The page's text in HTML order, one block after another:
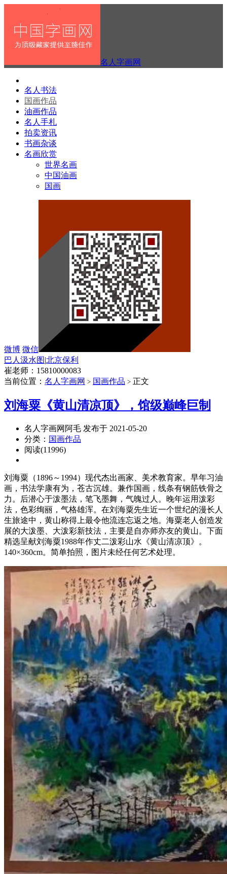
名人字画网
名人书法
国画作品
油画作品
名人手札
拍卖资讯
书画杂谈
名画欣赏
世界名画
中国油画
国画
微博 微信
巴人汲水图|北京保利
崔老师：15810000083
当前位置： 名人字画网 > 国画作品 > 正文
刘海粟《黄山清凉顶》，馆级巅峰巨制
名人字画网阿毛 发布于 2021-05-20
分类： 国画作品
阅读(11996)
刘海粟（1896～1994）现代杰出画家、美术教育家。早年习油
画，书法学康有为，苍古沉雄。兼作国画，线条有钢筋铁骨之
力。后潜心于泼墨法，笔飞墨舞，气魄过人。晚年运用泼彩
法，色彩绚丽，气格雄浑。在刘海粟先生近一个世纪的漫长人
生旅途中，黄山称得上最令他流连忘返之地。海粟老人创造发
展的大泼墨、大泼彩新技法，主要是自亦师亦友的黄山。下面
精选呈献刘海粟1988年作丈二泼彩山水《黄山清凉顶》。
140×360cm。简单拍照，图片未经任何艺术处理。